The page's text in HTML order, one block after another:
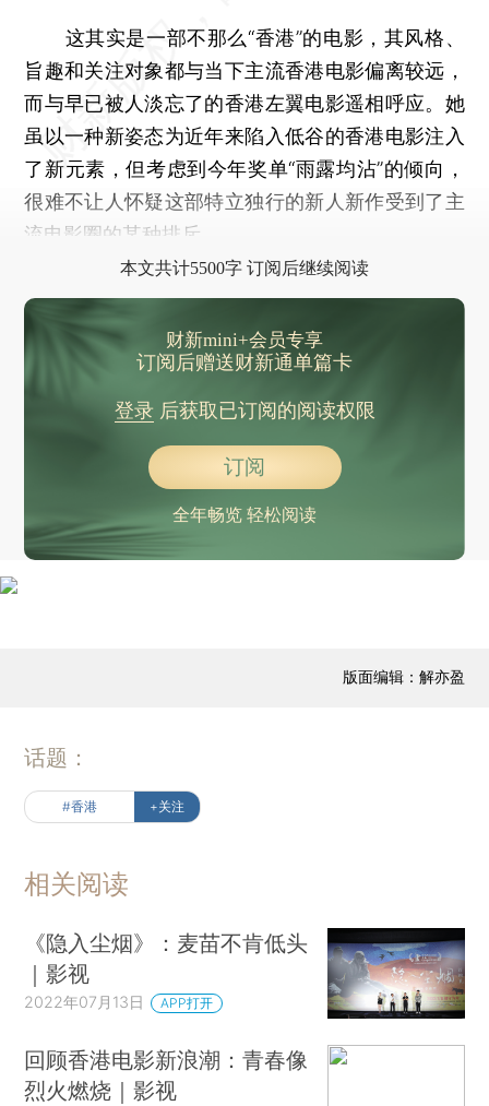
这其实是一部不那么“香港”的电影，其风格、
旨趣和关注对象都与当下主流香港电影偏离较远，
而与早已被人淡忘了的香港左翼电影遥相呼应。她
虽以一种新姿态为近年来陷入低谷的香港电影注入
了新元素，但考虑到今年奖单“雨露均沾”的倾向，
很难不让人怀疑这部特立独行的新人新作受到了主
流电影圈的某种排斥。
本文共计5500字 订阅后继续阅读
财新mini+会员专享
订阅后赠送财新通单篇卡
登录后获取已订阅的阅读权限
订阅
全年畅览 轻松阅读
版面编辑：解亦盈
话题：
#香港 +关注
相关阅读
《隐入尘烟》：麦苗不肯低头
｜影视
2022年07月13日 APP打开
回顾香港电影新浪潮：青春像
烈火燃烧｜影视